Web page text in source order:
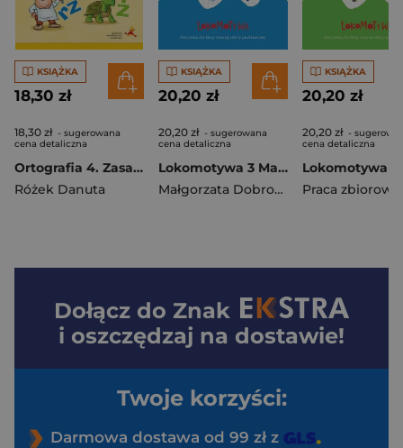
KSIĄŻKA
18,30 zł
18,30 zł - sugerowana
cena detaliczna
Ortografia 4. Zasady i ćwiczenia
Różek Danuta
KSIĄŻKA
20,20 zł
20,20 zł - sugerowana
cena detaliczna
Lokomotywa 3 Matematyka Zeszyt ćwiczeń Część 2 Szkoła podstawowa
Małgorzata Dobrowolska
,Jucewicz
KSIĄŻKA
20,20 zł
20,20 zł -
cena detaliczna
Praca zbiorowa
Dołącz do Znak
i oszczędzaj na dostawie!
Twoje korzyści:
Darmowa dostawa od 99 zł z